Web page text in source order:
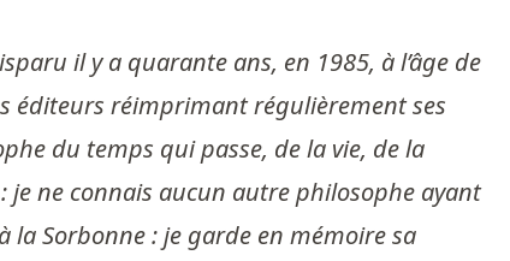
il y a quarante ans, en 1985, à l’âge de
éditeurs réimprimant régulièrement ses
du temps qui passe, de la vie, de la
je ne connais aucun autre philosophe ayant
la Sorbonne : je garde en mémoire sa